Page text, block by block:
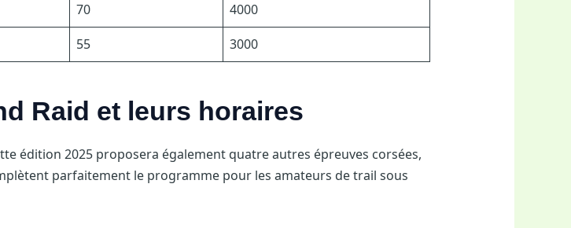
70
4000
55 3000
Raid et leurs horaires
édition 2025 proposera également quatre autres épreuves corsées,
parfaitement le programme pour les amateurs de trail sous